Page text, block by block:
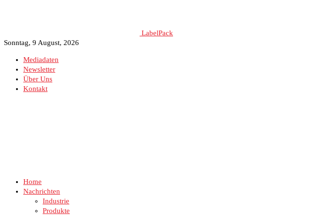
LabelPack
Sonntag, 9 August, 2026
Mediadaten
Newsletter
Über Uns
Kontakt
Home
Nachrichten
Industrie
Produkte